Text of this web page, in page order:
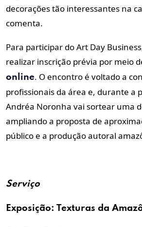
decorações tão interessantes na
comenta.
Para participar do Art Day
realizar inscrição prévia por meio
online. O encontro é voltado a
profissionais da área e, durante a
Andréa Noronha vai sortear uma
ampliando a proposta de
público e a produção autoral
Serviço
Exposição: Texturas da